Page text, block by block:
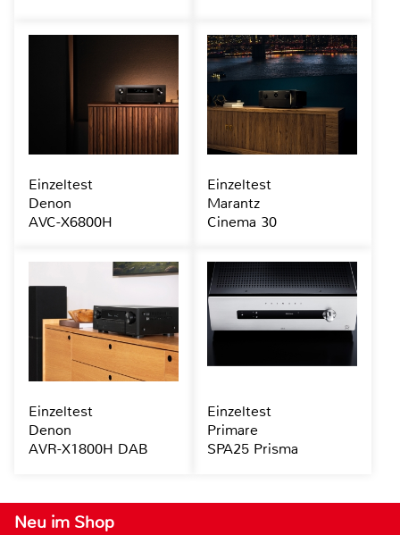
Neu im Shop
Einzeltest
Denon
AVC-X6800H
Einzeltest
Marantz
Cinema 30
Einzeltest
Denon
AVR-X1800H DAB
Einzeltest
Primare
SPA25 Prisma